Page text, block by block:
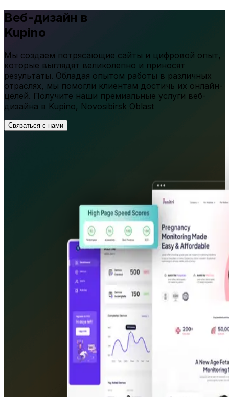
Веб-дизайн в
Kupino
Мы создаем потрясающие сайты и цифровой опыт,
которые выглядят великолепно и приносят
результаты. Обладая опытом работы в различных
отраслях, мы помогли клиентам достичь их онлайн-
целей. Получите наши премиальные услуги веб-
дизайна в Kupino, Novosibirsk Oblast
Связаться с нами